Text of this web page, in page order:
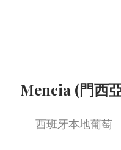
Mencia (門西
西班牙本地葡萄